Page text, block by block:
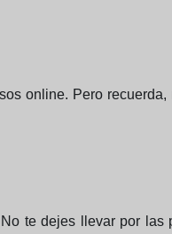
online. Pero
te dejes llevar por las